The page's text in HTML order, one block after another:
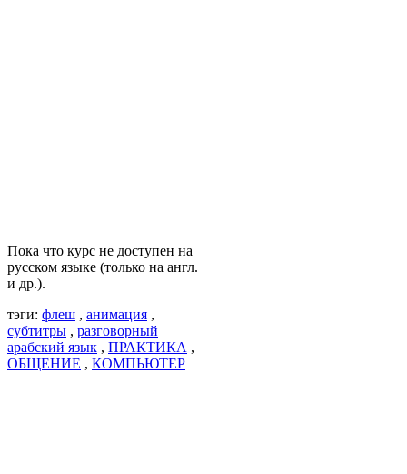
Пока что курс не доступен на
русском языке (только на англ.
и др.).
тэги: флеш , анимация ,
субтитры , разговорный
арабский язык , ПРАКТИКА ,
ОБЩЕНИЕ , КОМПЬЮТЕР